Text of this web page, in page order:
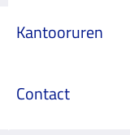
Kantooruren
Contact